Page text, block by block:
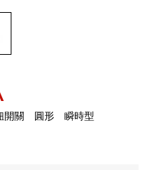
開關 圓形 瞬時型